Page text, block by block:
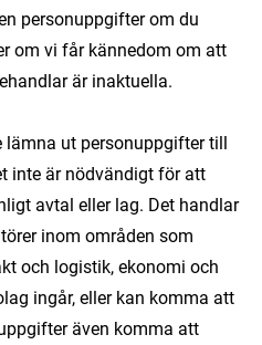
personuppgifter om du
om vi får kännedom om att
är inaktuella.
ut personuppgifter till
inte är nödvändigt för att
avtal eller lag. Det handlar
inom områden som
och logistik, ekonomi och
ingår, eller kan komma att
även komma att